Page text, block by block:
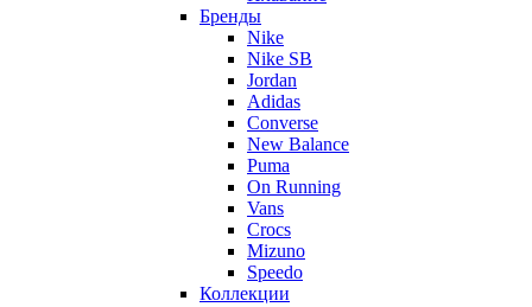
Бренды
Nike
Nike SB
Jordan
Adidas
Converse
New Balance
Puma
On Running
Vans
Crocs
Mizuno
Speedo
Коллекции